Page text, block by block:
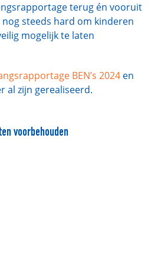
terug én vooruit
steeds hard om kinderen
mogelijk te laten
BEN’s 2024 en
al zijn gerealiseerd.
voorbehouden